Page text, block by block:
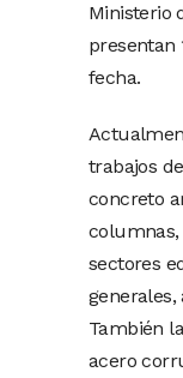
Ministerio
presentan
fecha.
trabajos
concreto
columnas,
sectores
También
acero